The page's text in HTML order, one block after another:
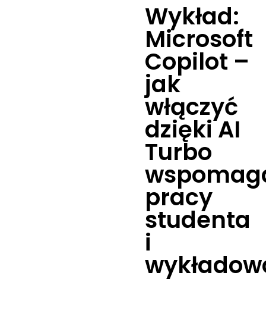
Wykład:
Microsoft
Copilot –
jak
włączyć
dzięki AI
Turbo
pracy
studenta
i